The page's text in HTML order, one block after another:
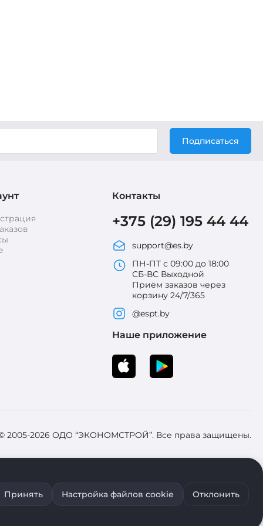
Подписаться
Контакты
+375 (29) 195 44 44
support@es.by
ПН-ПТ с 09:00 до 18:00
СБ-ВС Выходной
Приём заказов через
корзину 24/7/365
@espt.by
Наше приложение
2005-2026 ОДО “ЭКОНОМСТРОЙ”. Все права защищены.
Брестский областной исполнительный комитет 31
cookie воспользуйтесь соответствующими настройками
Принять Настройка файлов cookie Отклонить